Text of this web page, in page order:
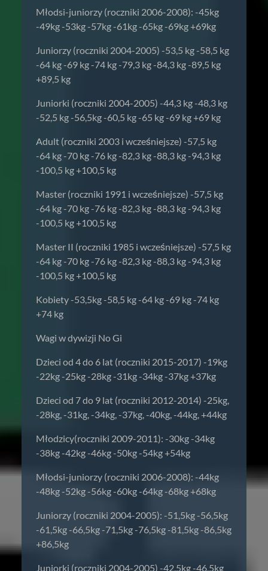
Młodsi-juniorzy (roczniki 2006-2008): -45kg
-49kg -53kg -57kg -61kg -65kg -69kg +69kg
Juniorzy (roczniki 2004-2005) -53,5 kg -58,5 kg
-64 kg -69 kg -74 kg -79,3 kg -84,3 kg -89,5 kg
+89,5 kg
Juniorki (roczniki 2004-2005) -44,3 kg -48,3 kg
-52,5 kg -56,5kg -60,5 kg -65 kg -69 kg +69 kg
Adult (roczniki 2003 i wcześniejsze) -57,5 kg
-64 kg -70 kg -76 kg -82,3 kg -88,3 kg -94,3 kg
-100,5 kg +100,5 kg
Master (roczniki 1991 i wcześniejsze) -57,5 kg
-64 kg -70 kg -76 kg -82,3 kg -88,3 kg -94,3 kg
-100,5 kg +100,5 kg
Master II (roczniki 1985 i wcześniejsze) -57,5 kg
-64 kg -70 kg -76 kg -82,3 kg -88,3 kg -94,3 kg
-100,5 kg +100,5 kg
Kobiety -53,5kg -58,5 kg -64 kg -69 kg -74 kg
+74 kg
Wagi w dywizji No Gi
Dzieci od 4 do 6 lat (roczniki 2015-2017) -19kg
-22kg -25kg -28kg -31kg -34kg -37kg +37kg
Dzieci od 7 do 9 lat (roczniki 2012-2014) -25kg,
-28kg, -31kg, -34kg, -37kg, -40kg, -44kg, +44kg
Młodzicy(roczniki 2009-2011): -30kg -34kg
-38kg -42kg -46kg -50kg -54kg +54kg
Młodsi-juniorzy (roczniki 2006-2008): -44kg
-48kg -52kg -56kg -60kg -64kg -68kg +68kg
Juniorzy (roczniki 2004-2005): -51,5kg -56,5kg
-61,5kg -66,5kg -71,5kg -76,5kg -81,5kg -86,5kg
+86,5kg
Juniorki (roczniki 2004-2005) -42,5kg -46,5kg